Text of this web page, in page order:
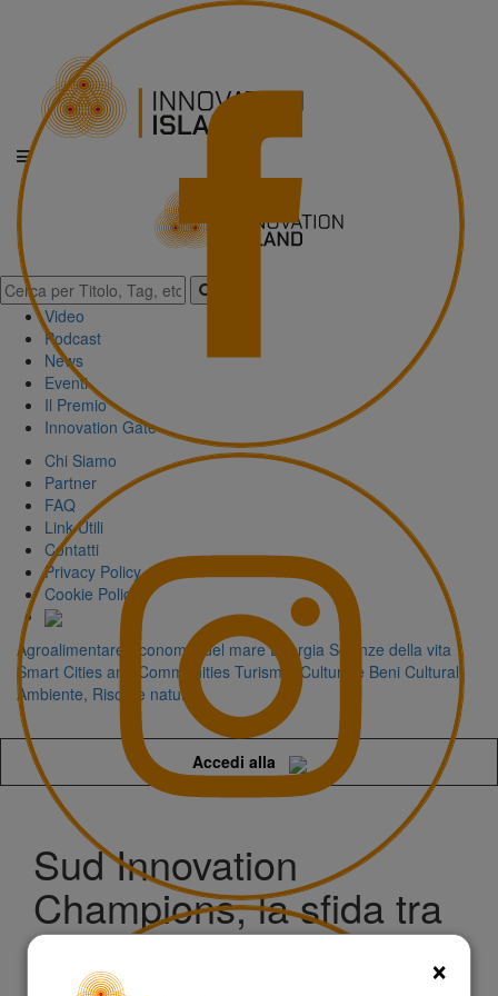
Video
Podcast
News
Eventi
Il Premio
Innovation Gate
Chi Siamo
Partner
FAQ
Link Utili
Contatti
Privacy Policy
Cookie Policy
Agroalimentare Economia del mare Energia Scienze della vita
Smart Cities and Communities Turismo, Cultura e Beni Culturali
Ambiente, Risorse naturali
Accedi alla
Sud Innovation
Champions, la sfida tra
le startup del ×